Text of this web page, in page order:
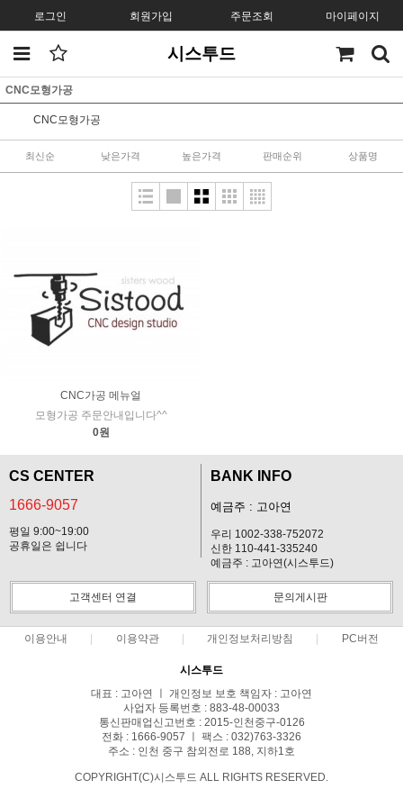
로그인 회원가입 주문조회 마이페이지
시스투드
CNC모형가공
CNC모형가공
최신순 낮은가격 높은가격 판매순위 상품명
CNC가공 메뉴얼
모형가공 주문안내입니다^^
0원
CS CENTER
1666-9057
평일 9:00~19:00
공휴일은 쉽니다
BANK INFO
예금주 : 고아연
우리 1002-338-752072
신한 110-441-335240
예금주 : 고아연(시스투드)
고객센터 연결 문의게시판
이용안내 이용약관 개인정보처리방침 PC버전
시스투드
대표 : 고아연 ㅣ 개인정보 보호 책임자 : 고아연
사업자 등록번호 : 883-48-00033
통신판매업신고번호 : 2015-인천중구-0126
전화 : 1666-9057 ㅣ 팩스 : 032)763-3326
주소 : 인천 중구 참외전로 188, 지하1호
COPYRIGHT(C)시스투드 ALL RIGHTS RESERVED.